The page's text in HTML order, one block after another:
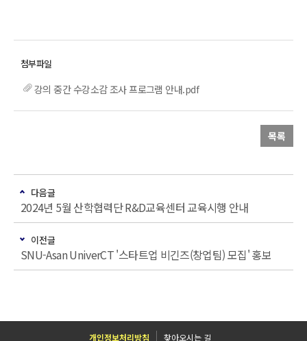
강의 중간 수강소감 조사 프로그램 안내.pdf
목록
다음글
2024년 5월 산학협력단 R&D교육센터 교육시행 안내
이전글
SNU-Asan UniverCT '스타트업 비긴즈(창업팀) 모집' 홍보
개인정보처리방침 찾아오시는 길